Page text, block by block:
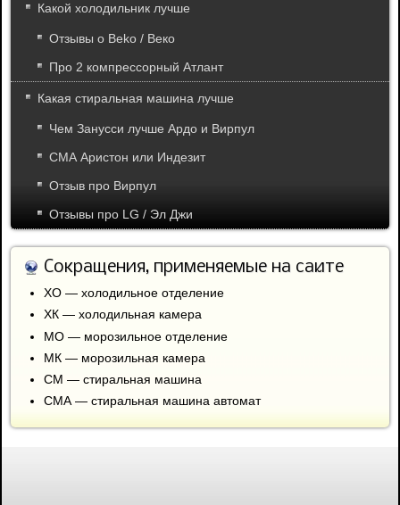
Какой холодильник лучше
Отзывы о Beko / Веко
Про 2 компрессорный Атлант
Какая стиральная машина лучше
Чем Занусси лучше Ардо и Вирпул
СМА Аристон или Индезит
Отзыв про Вирпул
Отзывы про LG / Эл Джи
Сокращения, применяемые на сайте
ХО — холодильное отделение
ХК — холодильная камера
МО — морозильное отделение
МК — морозильная камера
СМ — стиральная машина
СМА — стиральная машина автомат